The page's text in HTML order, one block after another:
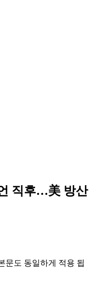
직후…美 방산
문도 동일하게 적용 됩